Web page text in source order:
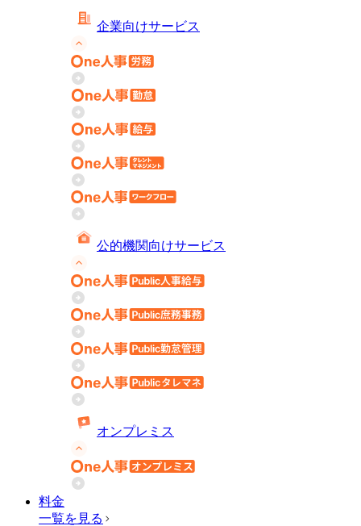
企業向けサービス
公的機関向けサービス
オンプレミス
料金
一覧を見る